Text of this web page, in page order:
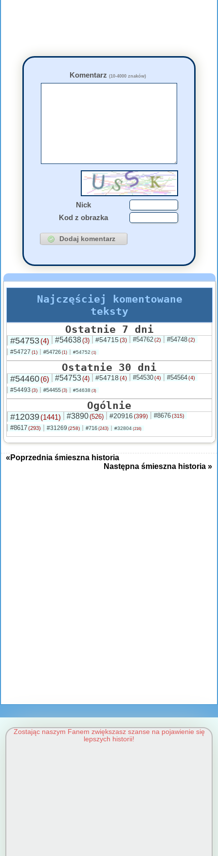
Komentarz (10-4000 znaków)
Nick
Kod z obrazka
Najczęściej komentowane
teksty
Ostatnie 7 dni
#54753(4) #54638(3) #54715(3) #54762(2) #54748(2)
#54727 (1) #54726 (1) #54752 (1)
Ostatnie 30 dni
#54460(6) #54753(4) #54718 (4) #54530(4) #54564(4)
#54493 (3) #54455 (3) #54638 (3)
Ogólnie
#12039(1441) #3890(526) #20916 (399) #8676(315)
#8617(293) #31269 (258) #716 (243) #32804 (216)
«Poprzednia śmieszna historia
Następna śmieszna historia »
Zostając naszym Fanem zwiększasz szanse na pojawienie się
lepszych historii!